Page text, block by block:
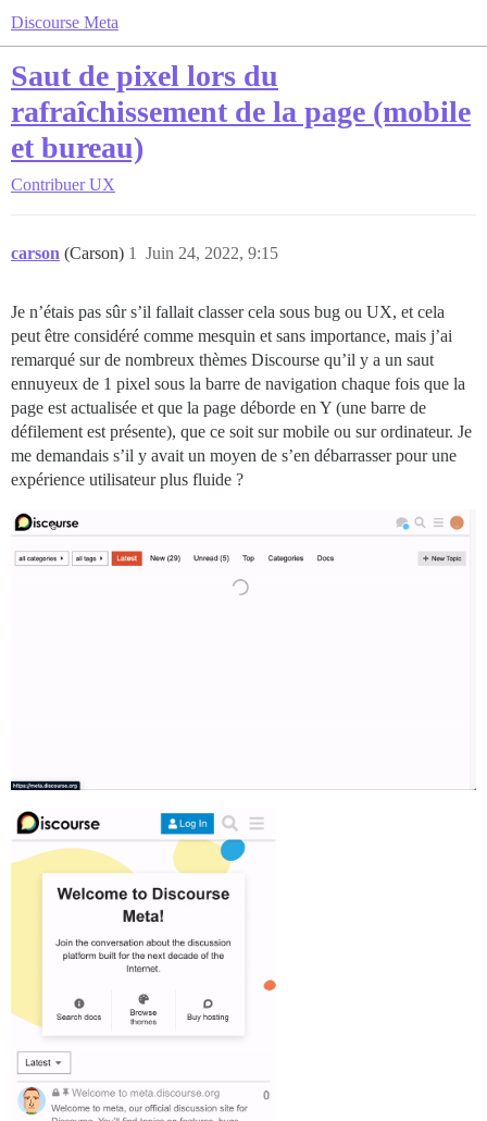
Discourse Meta
Saut de pixel lors du
rafraîchissement de la page (mobile
et bureau)
Contribuer UX
carson (Carson) Juin 24, 2022, 9:15
1
Je n’étais pas sûr s’il fallait classer cela sous bug ou UX, et cela
peut être considéré comme mesquin et sans importance, mais j’ai
remarqué sur de nombreux thèmes Discourse qu’il y a un saut
ennuyeux de 1 pixel sous la barre de navigation chaque fois que la
page est actualisée et que la page déborde en Y (une barre de
défilement est présente), que ce soit sur mobile ou sur ordinateur. Je
me demandais s’il y avait un moyen de s’en débarrasser pour une
expérience utilisateur plus fluide ?